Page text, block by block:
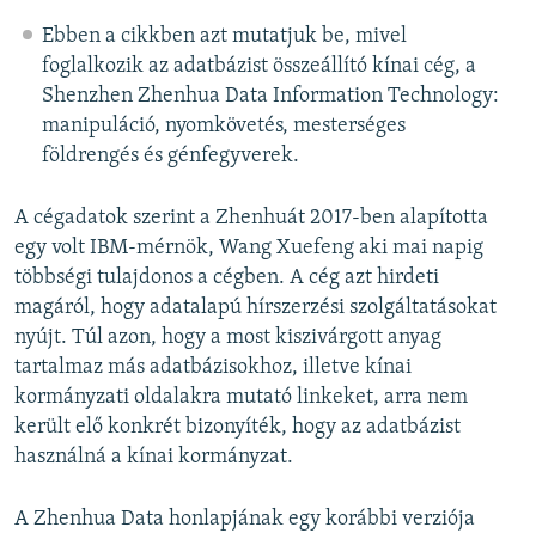
Ebben a cikkben azt mutatjuk be, mivel
foglalkozik az adatbázist összeállító kínai cég, a
Shenzhen Zhenhua Data Information Technology:
manipuláció, nyomkövetés, mesterséges
földrengés és génfegyverek.
A cégadatok szerint a Zhenhuát 2017-ben alapította
egy volt IBM-mérnök, Wang Xuefeng aki mai napig
többségi tulajdonos a cégben. A cég azt hirdeti
magáról, hogy adatalapú hírszerzési szolgáltatásokat
nyújt. Túl azon, hogy a most kiszivárgott anyag
tartalmaz más adatbázisokhoz, illetve kínai
kormányzati oldalakra mutató linkeket, arra nem
került elő konkrét bizonyíték, hogy az adatbázist
használná a kínai kormányzat.
A Zhenhua Data honlapjának egy korábbi verziója